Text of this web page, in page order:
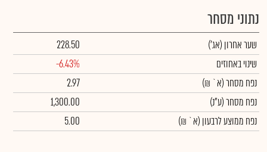
נתוני מסחר
שער אחרון (אג')
228.50
שינוי באחוזים
-6.43%
נפח מסחר(א` ₪)
2.97
נפח מסחר(ע"נ)
1,300.00
נפח ממוצע לרבעון (א` ₪)
5.00